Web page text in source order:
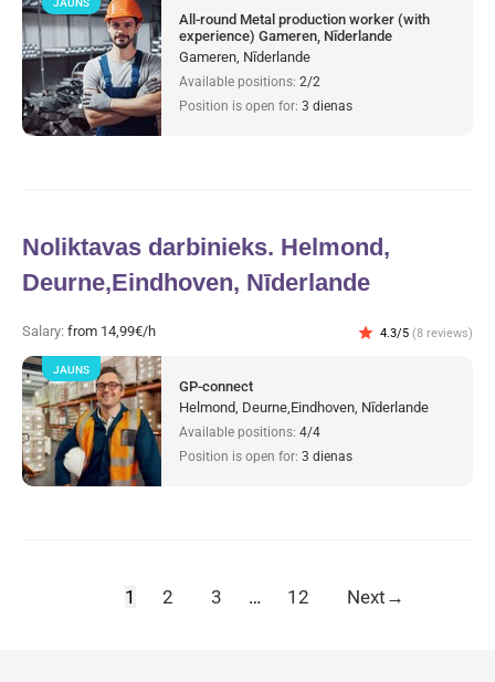
All-round Metal production worker (with
experience) Gameren, Nīderlande
Gameren, Nīderlande
Available positions: 2/2
Position is open for: 3 dienas
Noliktavas darbinieks. Helmond,
Deurne,Eindhoven, Nīderlande
Salary: from 14,99€/h star 4.3/5 (8 reviews)
GP-connect
Helmond, Deurne,Eindhoven, Nīderlande
Available positions: 4/4
Position is open for: 3 dienas
JAUNS
1 2 3 … 12 Next →